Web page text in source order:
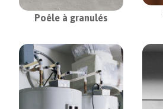
Poêle à granulés